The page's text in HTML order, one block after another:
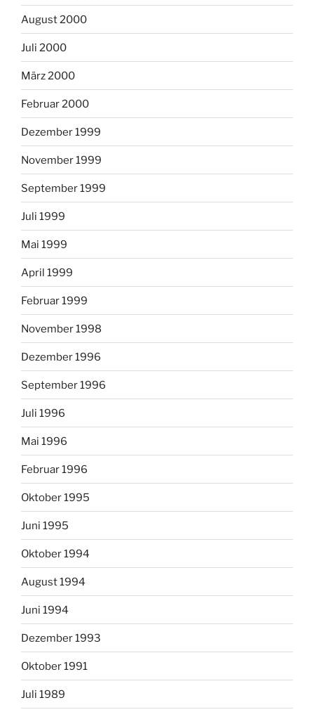
August 2000
Juli 2000
März 2000
Februar 2000
Dezember 1999
November 1999
September 1999
Juli 1999
Mai 1999
April 1999
Februar 1999
November 1998
Dezember 1996
September 1996
Juli 1996
Mai 1996
Februar 1996
Oktober 1995
Juni 1995
Oktober 1994
August 1994
Juni 1994
Dezember 1993
Oktober 1991
Juli 1989